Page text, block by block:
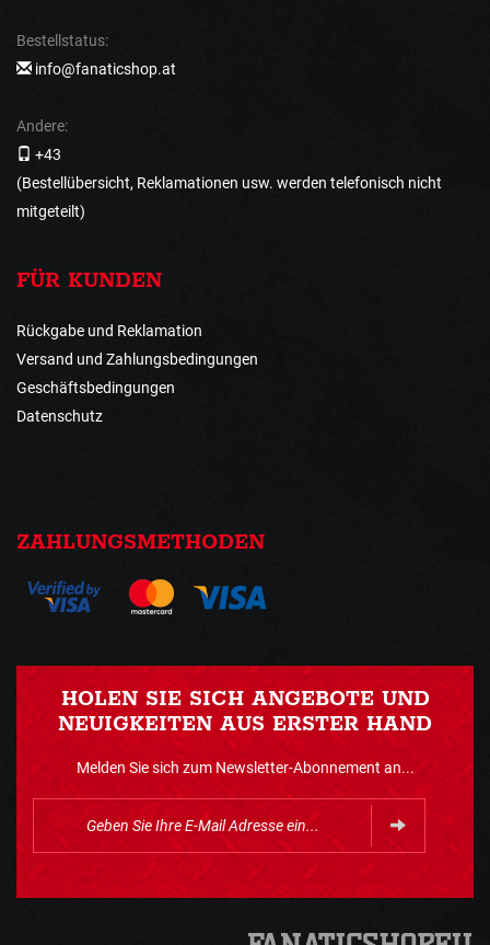
Bestellstatus:
info@fanaticshop.at
Andere:
+43
(Bestellübersicht, Reklamationen usw. werden telefonisch nicht
mitgeteilt)
FÜR KUNDEN
Rückgabe und Reklamation
Versand und Zahlungsbedingungen
Geschäftsbedingungen
Datenschutz
ZAHLUNGSMETHODEN
HOLEN SIE SICH ANGEBOTE UND
NEUIGKEITEN AUS ERSTER HAND
Melden Sie sich zum Newsletter-Abonnement an...